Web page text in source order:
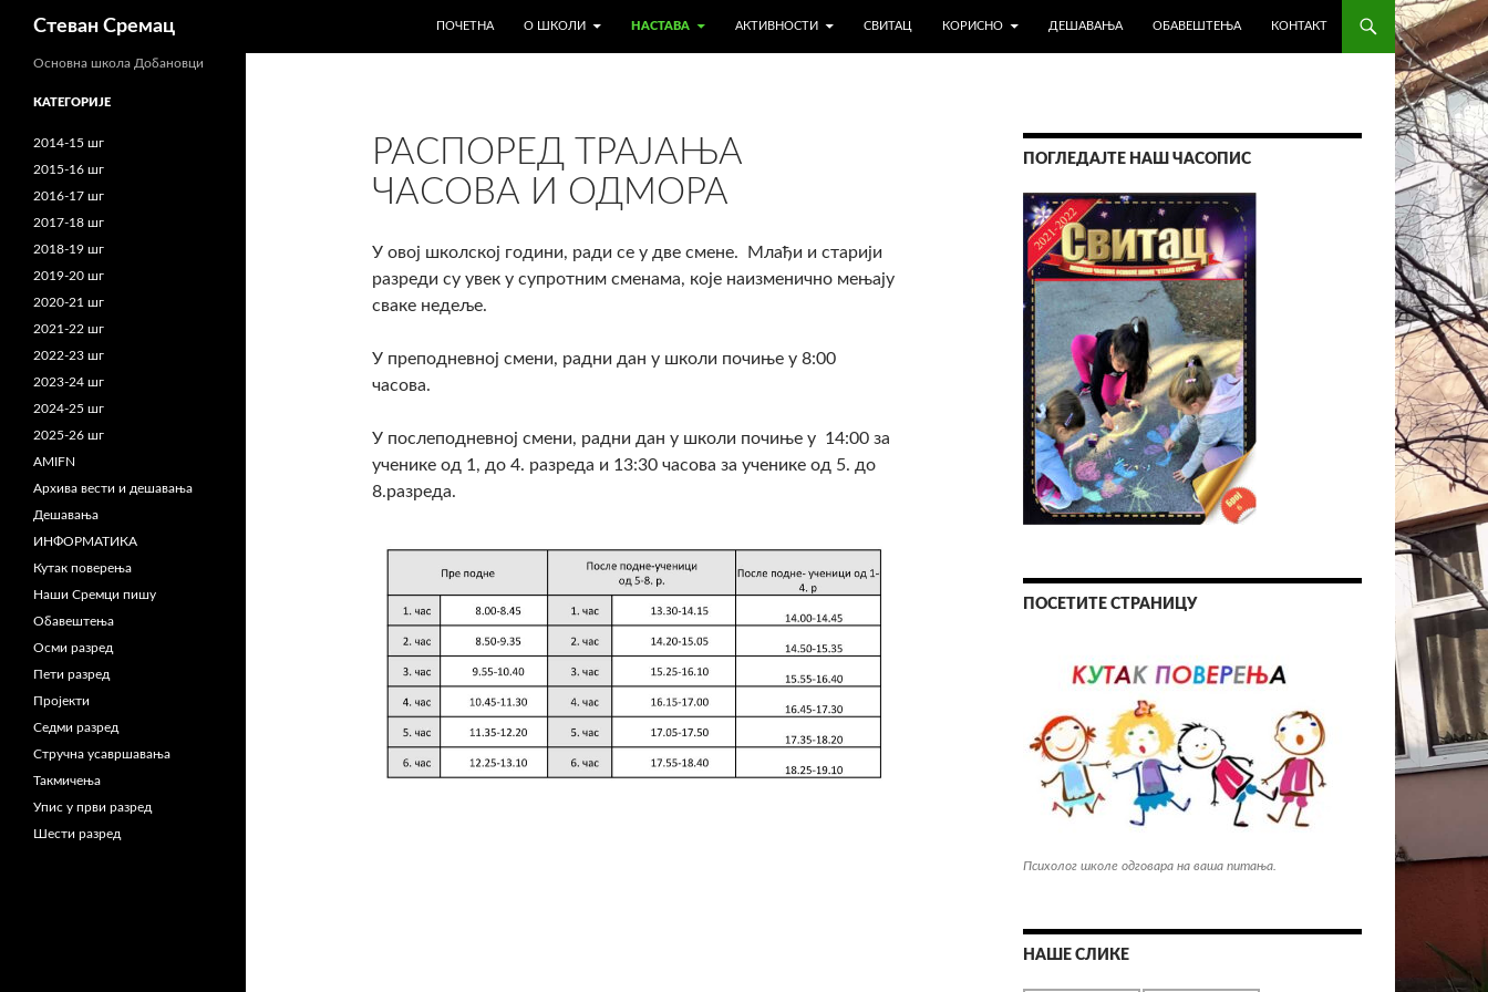
Стеван Сремац
ПОЧЕТНА
О ШКОЛИ НАСТАВА АКТИВНОСТИ СВИТАЦ КОРИСНО ДЕШАВАЊА ОБАВЕШТЕЊА КОНТАКТ
РАСПОРЕД ТРАЈАЊА
ЧАСОВА И ОДМОРА
У овој школској години, ради се у две смене. Млађи и старији
разреди су увек у супротним сменама, које наизменично мењају
сваке недеље.
У преподневној смени, радни дан у школи почиње у 8:00
часова.
У послеподневној смени, радни дан у школи почиње у 14:00 за
ученике од 1, до 4. разреда и 13:30 часова за ученике од 5. до
8.разреда.
ПОГЛЕДАЈТЕ НАШ ЧАСОПИС
ПОСЕТИТЕ СТРАНИЦУ
Психолог школе одговара на ваша питања.
НАШЕ СЛИКЕ
Основна школа Добановци
КАТЕГОРИЈЕ
2014-15 шг
2015-16 шг
2016-17 шг
2017-18 шг
2018-19 шг
2019-20 шг
2020-21 шг
2021-22 шг
2022-23 шг
2023-24 шг
2024-25 шг
2025-26 шг
AMIFN
Архива вести и дешавања
Дешавања
ИНФОРМАТИКА
Кутак поверења
Наши Сремци пишу
Обавештења
Осми разред
Пети разред
Пројекти
Седми разред
Стручна усавршавања
Такмичења
Упис у први разред
Шести разред